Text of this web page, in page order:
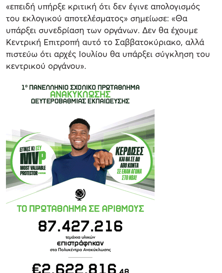
«επειδή υπήρξε κριτική ότι δεν έγινε απολογισμός
του εκλογικού αποτελέσματος» σημείωσε: «Θα
υπάρξει συνεδρίαση των οργάνων. Δεν θα έχουμε
Κεντρική Επιτροπή αυτό το Σαββατοκύριακο, αλλά
πιστεύω ότι αρχές Ιουλίου θα υπάρξει σύγκληση του
κεντρικού οργάνου».